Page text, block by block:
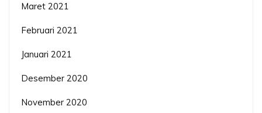
Maret 2021
Februari 2021
Januari 2021
Desember 2020
November 2020